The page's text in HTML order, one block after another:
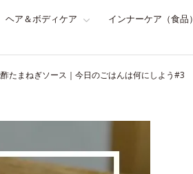
ヘア＆ボディケア インナーケア（食品）
たまねぎソース｜今日のごはんは何にしよう#3